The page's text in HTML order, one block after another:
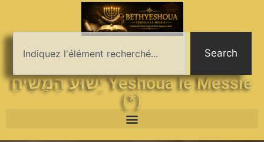
Search
יֵשׁוּעַ הַמָּשִׁיחַ Yeshoua le Messie
(*)